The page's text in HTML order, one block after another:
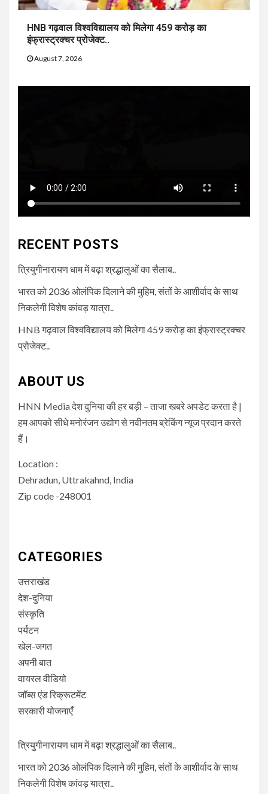
HNB गढ़वाल विश्वविद्यालय को मिलेगा 459 करोड़ का
इंफ्रास्ट्रक्चर प्रोजेक्ट..
August 7, 2026
RECENT POSTS
त्रियुगीनारायण धाम में बढ़ा श्रद्धालुओं का सैलाब..
भारत को 2036 ओलंपिक दिलाने की मुहिम, संतों के आशीर्वाद के साथ
निकलेगी विशेष कांवड़ यात्रा..
HNB गढ़वाल विश्वविद्यालय को मिलेगा 459 करोड़ का इंफ्रास्ट्रक्चर
प्रोजेक्ट..
ABOUT US
HNN Media देश दुनिया की हर बड़ी – ताजा खबरे अपडेट करता है |
हम आपको सीधे मनोरंजन उद्योग से नवीनतम ब्रेकिंग न्यूज प्रदान करते
हैं।
Location :
Dehradun, Uttrakahnd, India
Zip code -248001
CATEGORIES
उत्तराखंड
देश-दुनिया
संस्कृति
पर्यटन
खेल-जगत
अपनी बात
वायरल वीडियो
जॉब्स एंड रिक्रूटमेंट
सरकारी योजनाएँ
त्रियुगीनारायण धाम में बढ़ा श्रद्धालुओं का सैलाब..
भारत को 2036 ओलंपिक दिलाने की मुहिम, संतों के आशीर्वाद के साथ
निकलेगी विशेष कांवड़ यात्रा..